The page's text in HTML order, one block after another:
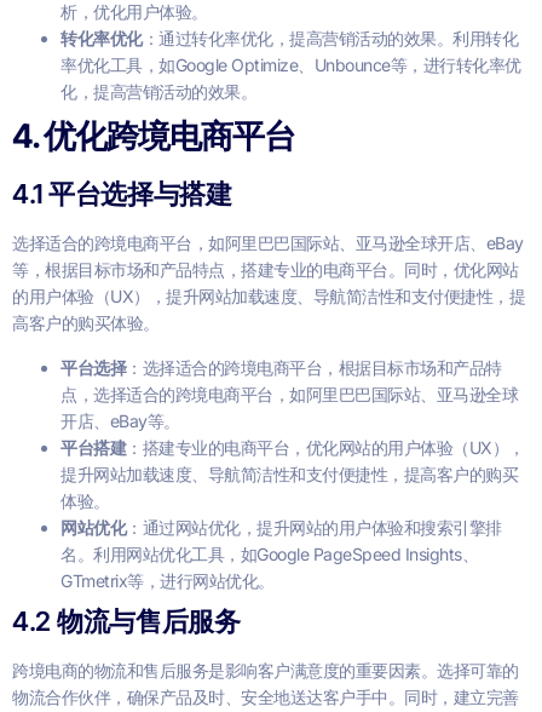
析，优化用户体验。
转化率优化：通过转化率优化，提高营销活动的效果。利用转化
率优化工具，如Google Optimize、Unbounce等，进行转化率优
化，提高营销活动的效果。
4.优化跨境电商平台
4.1 平台选择与搭建
选择适合的跨境电商平台，如阿里巴巴国际站、亚马逊全球开店、eBay
等，根据目标市场和产品特点，搭建专业的电商平台。同时，优化网站
的用户体验（UX），提升网站加载速度、导航简洁性和支付便捷性，提
高客户的购买体验。
平台选择：选择适合的跨境电商平台，根据目标市场和产品特
点，选择适合的跨境电商平台，如阿里巴巴国际站、亚马逊全球
开店、eBay等。
平台搭建：搭建专业的电商平台，优化网站的用户体验（UX），
提升网站加载速度、导航简洁性和支付便捷性，提高客户的购买
体验。
网站优化：通过网站优化，提升网站的用户体验和搜索引擎排
名。利用网站优化工具，如Google PageSpeed Insights、
GTmetrix等，进行网站优化。
4.2 物流与售后服务
跨境电商的物流和售后服务是影响客户满意度的重要因素。选择可靠的
物流合作伙伴，确保产品及时、安全地送达客户手中。同时，建立完善